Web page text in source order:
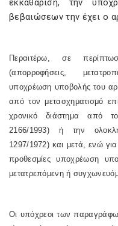
εκκαθάριση, την
βεβαιώσεων την έχει ο
Περαιτέρω, σε
(απορροφήσεις,
υποχρέωση υποβολής του
από τον μετασχηματισμό
χρονικό διάστημα από
2166/1993) ή την
1297/1972) και μετά, ενώ
προθεσμίες υποχρέωση
μετατρεπόμενη ή
Οι υπόχρεοι των